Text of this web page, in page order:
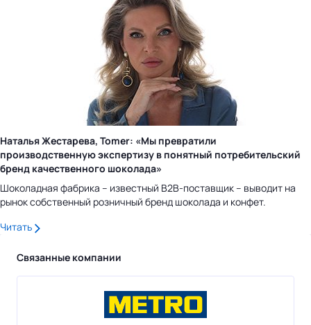
Наталья Жестарева, Tomer: «Мы превратили
производственную экспертизу в понятный потребительский
бренд качественного шоколада»
Шоколадная фабрика – известный B2B-поставщик – выводит на
рынок собственный розничный бренд шоколада и конфет.
Читать
Связанные компании